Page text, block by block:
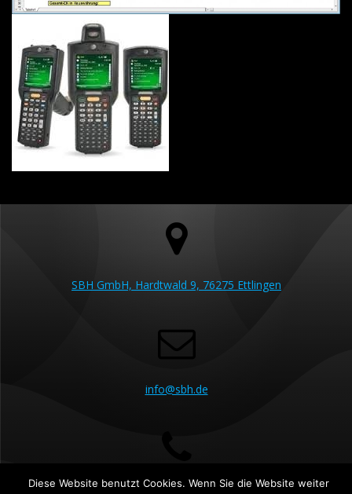
SBH GmbH, Hardtwald 9, 76275 Ettlingen
info@sbh.de
Diese Website benutzt Cookies. Wenn Sie die Website weiter